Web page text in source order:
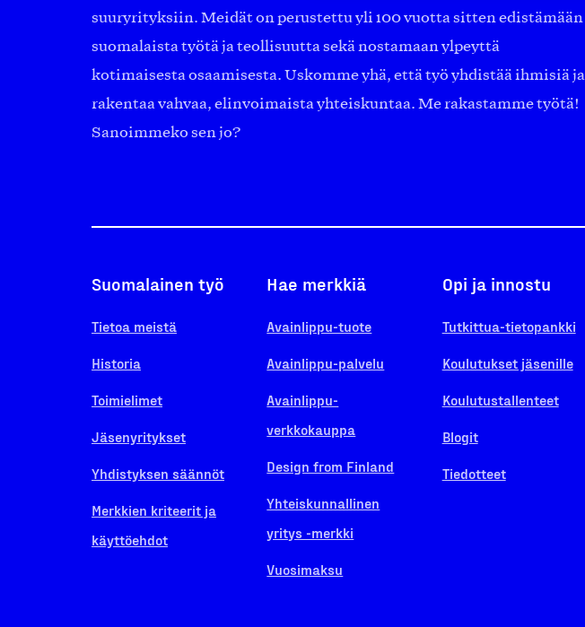
suuryrityksiin. Meidät on perustettu yli 100 vuotta sitten edistämään
suomalaista työtä ja teollisuutta sekä nostamaan ylpeyttä
kotimaisesta osaamisesta. Uskomme yhä, että työ yhdistää ihmisiä ja
rakentaa vahvaa, elinvoimaista yhteiskuntaa. Me rakastamme työtä!
Sanoimmeko sen jo?
Suomalainen työ
Tietoa meistä
Historia
Toimielimet
Jäsenyritykset
Yhdistyksen säännöt
Merkkien kriteerit ja
käyttöehdot
Hae merkkiä
Avainlippu-tuote
Avainlippu-palvelu
Avainlippu-
verkkokauppa
Design from Finland
Yhteiskunnallinen
yritys -merkki
Vuosimaksu
Opi ja innostu
Tutkittua-tietopankki
Koulutukset jäsenille
Koulutustallenteet
Blogit
Tiedotteet